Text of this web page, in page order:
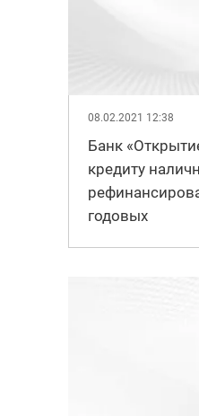
08.02.2021 12:38
Банк
кредиту
годовых